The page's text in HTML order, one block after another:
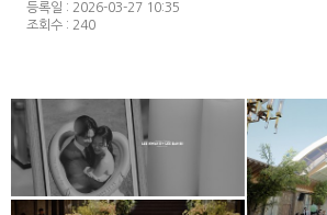
등록일 : 2026-03-27 10:35
조회수 : 240
아모르아트웨딩컨벤션
대